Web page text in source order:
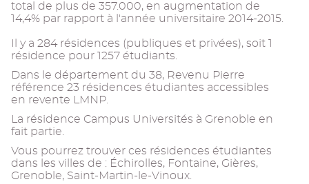
total de plus de 357.000, en augmentation de
14,4% par rapport à l'année universitaire 2014-2015.
Il y a 284 résidences (publiques et privées), soit 1
résidence pour 1257 étudiants.
Dans le département du 38, Revenu Pierre
référence 23 résidences étudiantes accessibles
en revente LMNP.
La résidence Campus Universités à Grenoble en
fait partie.
Vous pourrez trouver ces résidences étudiantes
dans les villes de : Échirolles, Fontaine, Gières,
Grenoble, Saint-Martin-le-Vinoux.